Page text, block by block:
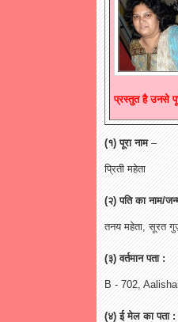
प्रस्तुत है उनसे
(१) पूरा नाम–
प्रिती महेता
(२) पति का नाम/
तनय महेता, सूरत
(३) वर्तमान पता :
B - 702,
(४) ई मेल का पता :